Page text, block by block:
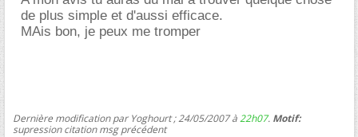
de plus simple et d'aussi efficace.
MAis bon, je peux me tromper
Dernière modification par Yoghourt ; 24/05/2007 à22h07. Motif:
supression citation msg précédent